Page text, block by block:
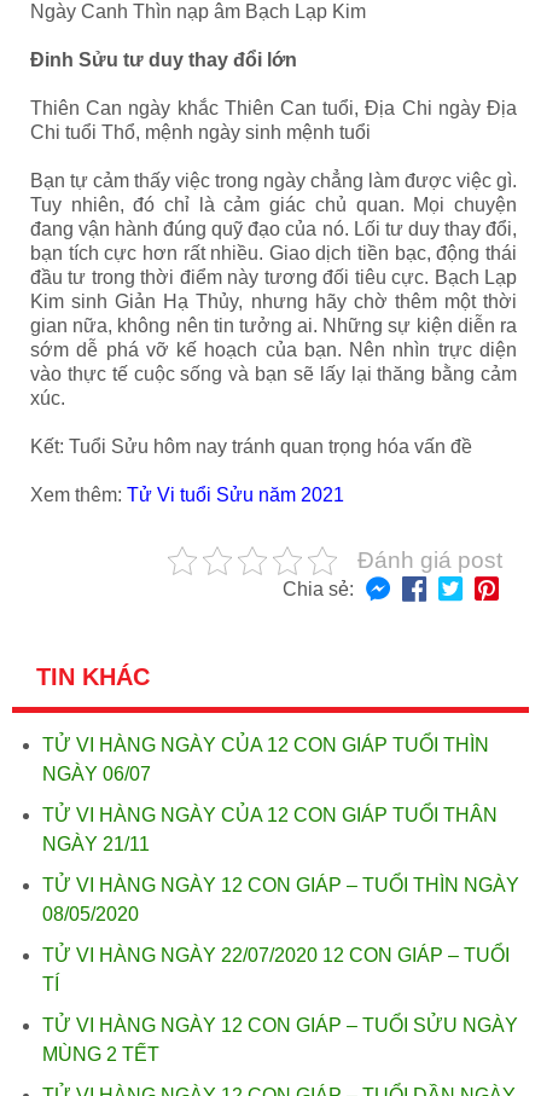
Ngày Canh Thìn nạp âm Bạch Lạp Kim
Đinh Sửu tư duy thay đổi lớn
Thiên Can ngày khắc Thiên Can tuổi, Địa Chi ngày Địa
Chi tuổi Thổ, mệnh ngày sinh mệnh tuổi
Bạn tự cảm thấy việc trong ngày chẳng làm được việc gì.
Tuy nhiên, đó chỉ là cảm giác chủ quan. Mọi chuyện
đang vận hành đúng quỹ đạo của nó. Lối tư duy thay đổi,
bạn tích cực hơn rất nhiều. Giao dịch tiền bạc, động thái
đầu tư trong thời điểm này tương đối tiêu cực. Bạch Lạp
Kim sinh Giản Hạ Thủy, nhưng hãy chờ thêm một thời
gian nữa, không nên tin tưởng ai. Những sự kiện diễn ra
sớm dễ phá vỡ kế hoạch của bạn. Nên nhìn trực diện
vào thực tế cuộc sống và bạn sẽ lấy lại thăng bằng cảm
xúc.
Kết: Tuổi Sửu hôm nay tránh quan trọng hóa vấn đề
Xem thêm: Tử Vi tuổi Sửu năm 2021
Đánh giá post
Chia sẻ:
TIN KHÁC
TỬ VI HÀNG NGÀY CỦA 12 CON GIÁP TUỔI THÌN
NGÀY 06/07
TỬ VI HÀNG NGÀY CỦA 12 CON GIÁP TUỔI THÂN
NGÀY 21/11
TỬ VI HÀNG NGÀY 12 CON GIÁP – TUỔI THÌN NGÀY
08/05/2020
TỬ VI HÀNG NGÀY 22/07/2020 12 CON GIÁP – TUỔI
TÍ
TỬ VI HÀNG NGÀY 12 CON GIÁP – TUỔI SỬU NGÀY
MÙNG 2 TẾT